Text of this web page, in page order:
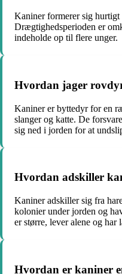
Kaniner formerer sig
Drægtighedsperioden er
indeholde op til flere unger.
Hvordan jager
Kaniner er byttedyr for en
slanger og katte. De
sig ned i jorden for at
Hvordan adskiller
Kaniner adskiller sig fra
kolonier under jorden og
er større, lever alene og har
Hvordan er kaniner